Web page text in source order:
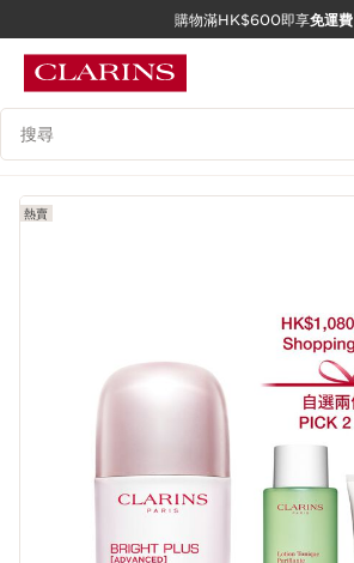
跳至內容
購物滿HK$600即享免運費
搜尋內容說明
熱賣